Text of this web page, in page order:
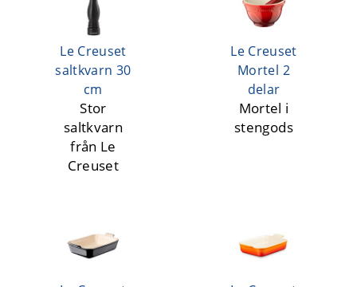
Le Creuset
saltkvarn 30
cm
Stor
saltkvarn
från Le
Creuset
Le Creuset
Mortel 2
delar
Mortel i
stengods